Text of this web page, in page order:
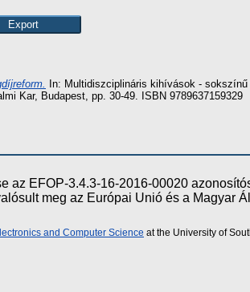
In: Multidiszciplináris kihívások -
Kar, Budapest, pp. 30-49. ISBN 9789637159329
az EFOP-3.4.3-16-2016-00020
meg az Európai Unió és a Magyar
and Computer Science at the University of